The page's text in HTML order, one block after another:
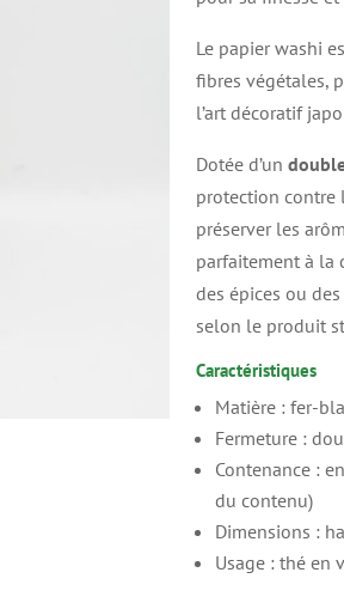
Le papier washi
fibres végétales,
l’art décoratif
Dotée d’un
protection contre
préserver les
parfaitement à la
des épices ou
selon le produit
Caractéristiques
Matière : fer-
Fermeture :
Contenance :
du contenu)
Dimensions :
Usage : thé en